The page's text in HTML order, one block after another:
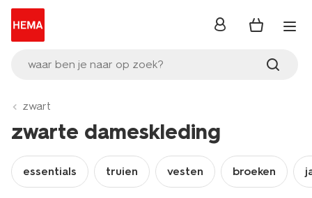
waar ben je naar op zoek?
inloggen
zwart
zwarte dameskleding
essentials truien vesten broeken